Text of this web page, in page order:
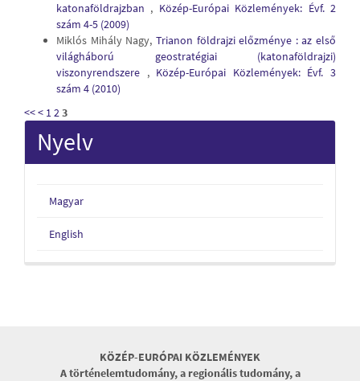
katonaföldrajzban , Közép-Európai Közlemények: Évf. 2
szám 4-5 (2009)
Miklós Mihály Nagy, Trianon földrajzi előzménye : az első
világháború geostratégiai (katonaföldrajzi)
viszonyrendszere , Közép-Európai Közlemények: Évf. 3
szám 4 (2010)
<<< 123
Nyelv
Magyar
English
KÖZÉP-EURÓPAI KÖZLEMÉNYEK
A történelemtudomány, a regionális tudomány, a